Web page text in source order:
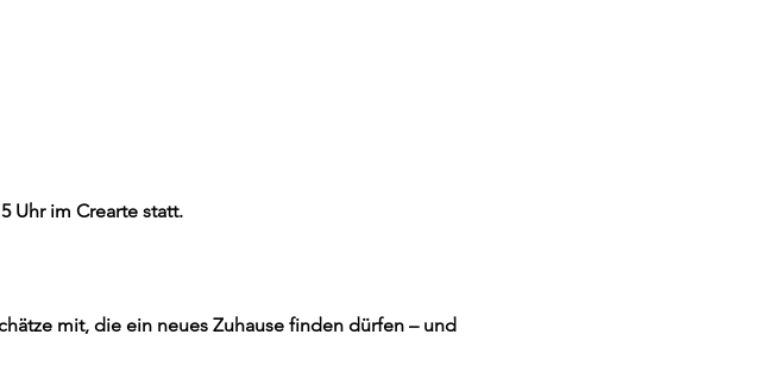
Uhr im Crearte statt.
mit, die ein neues Zuhause finden dürfen – und